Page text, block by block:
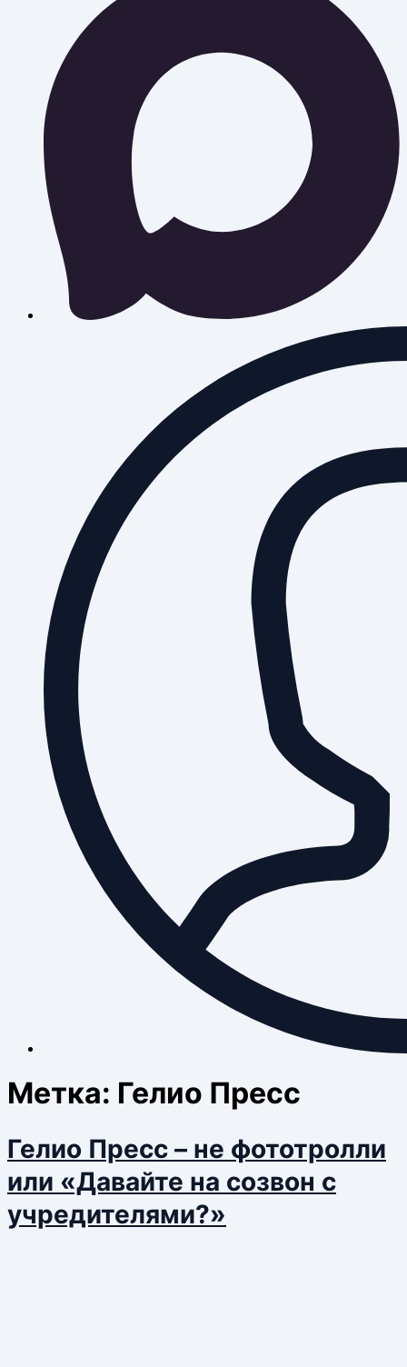
Метка: Гелио Пресс
Гелио Пресс – не фототролли
или «Давайте на созвон с
учредителями?»